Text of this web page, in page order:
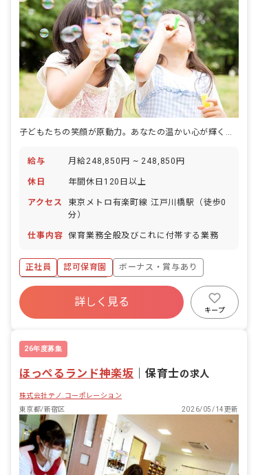
子どもたちの笑顔が原動力。あなたの温かい心が輝く場所です。
給与 月給248,850円 ~ 248,850円
休日 年間休日120日以上
アクセス
東京メトロ有楽町線 江戸川橋駅（徒歩0
分）
仕事内容 保育業務全般及びこれに付帯する業務
正社員 認可保育園
ボーナス・賞与あり
年間休日120日以上
寮・住宅・家賃補助あり
社会保険完備
昇給昇進あり
詳しく見る
キープ
26年度募集
ほっぺるランド神楽坂 ｜保育士の求人
株式会社テノ.コーポレーション
東京都/新宿区
2026/05/14更新